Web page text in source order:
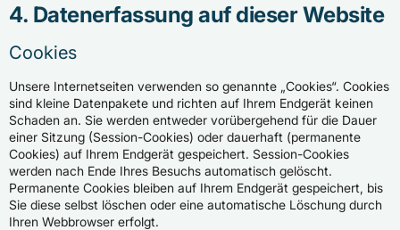
4. Datenerfassung auf dieser Website
Cookies
Unsere Internetseiten verwenden so genannte „Cookies“. Cookies
sind kleine Datenpakete und richten auf Ihrem Endgerät keinen
Schaden an. Sie werden entweder vorübergehend für die Dauer
einer Sitzung (Session-Cookies) oder dauerhaft (permanente
Cookies) auf Ihrem Endgerät gespeichert. Session-Cookies
werden nach Ende Ihres Besuchs automatisch gelöscht.
Permanente Cookies bleiben auf Ihrem Endgerät gespeichert, bis
Sie diese selbst löschen oder eine automatische Löschung durch
Ihren Webbrowser erfolgt.